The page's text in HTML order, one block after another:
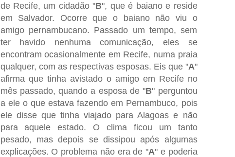
de Recife, um cidadão "B", que é baiano e reside
em Salvador. Ocorre que o baiano não viu o
amigo pernambucano. Passado um tempo, sem
ter havido nenhuma comunicação, eles se
encontram ocasionalmente em Recife, numa praia
qualquer, com as respectivas esposas. Eis que "A"
afirma que tinha avistado o amigo em Recife no
mês passado, quando a esposa de "B" perguntou
a ele o que estava fazendo em Pernambuco, pois
ele disse que tinha viajado para Alagoas e não
para aquele estado. O clima ficou um tanto
pesado, mas depois se dissipou após algumas
explicações. O problema não era de "A" e poderia